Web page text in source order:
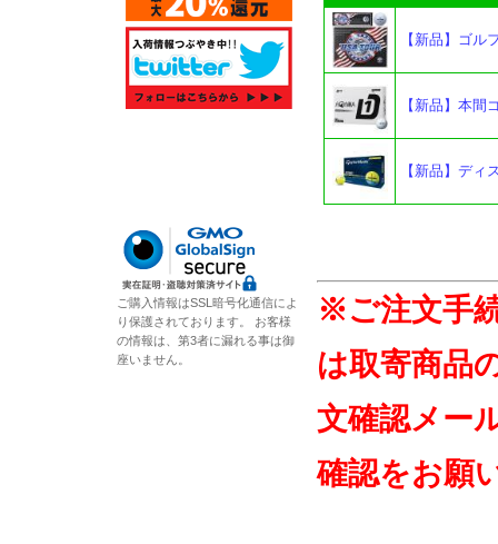
【新品】ゴ
【新品】本間
【新品】ディ
※ご注文手
は取寄商品
文確認メー
確認をお願
ご購入情報はSSL暗号化通信によ
り保護されております。 お客様
の情報は、第3者に漏れる事は御
座いません。